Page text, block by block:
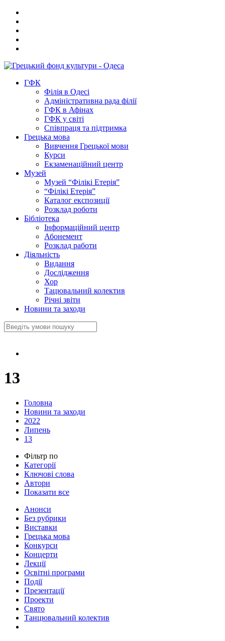
ГФК
Філія в Одесі
Адміністративна рада філії
ГФК в Афінах
ГФК у світі
Співпраця та підтримка
Грецька мова
Вивчення Грецької мови
Курси
Екзаменаційний центр
Музей
Музей “Філікі Етерія”
“Філікі Етерія”
Каталог експозиції
Розклад роботи
Бібліотека
Інформаційний центр
Абонемент
Розклад работи
Діяльність
Видання
Дослідження
Хор
Тацювальний колектив
Річні звіти
Новини та заходи
13
Головна
Новини та заходи
2022
Липень
13
Фільтр по
Категорії
Ключові слова
Автори
Показати все
Анонси
Без рубрики
Виставки
Грецька мова
Конкурси
Концерти
Лекції
Освітні програми
Події
Презентації
Проекти
Свято
Танцювальний колектив